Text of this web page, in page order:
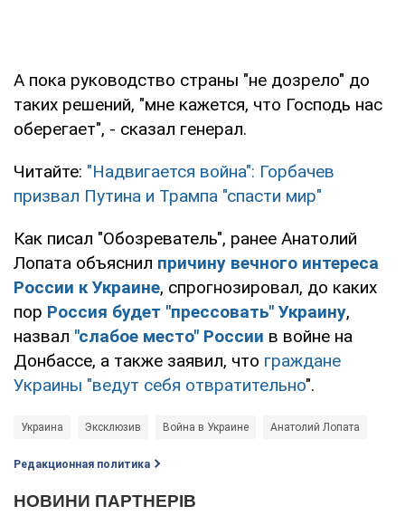
А пока руководство страны "не дозрело" до
таких решений, "мне кажется, что Господь нас
оберегает", - сказал генерал.
Читайте: "Надвигается война": Горбачев
призвал Путина и Трампа "спасти мир"
Как писал "Обозреватель", ранее Анатолий
Лопата объяснил причину вечного интереса
России к Украине, спрогнозировал, до каких
пор Россия будет "прессовать" Украину,
назвал "слабое место" России в войне на
Донбассе, а также заявил, что граждане
Украины "ведут себя отвратительно".
Украина Эксклюзив Война в Украине Анатолий Лопата
Редакционная политика